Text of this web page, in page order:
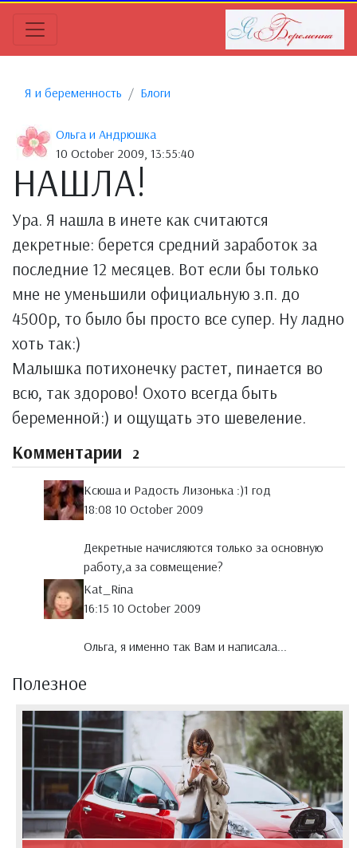
Я и беременность Блоги
Ольга и Андрюшка
10 October 2009, 13:55:40
НАШЛА!
Ура. Я нашла в инете как считаются
декретные: берется средний заработок за
последние 12 месяцев. Вот если бы только
мне не уменьшили официальную з.п. до
4500р, то было бы просто все супер. Ну ладно
хоть так:)
Малышка потихонечку растет, пинается во
всю, так здорово! Охото всегда быть
беременной:) и ощущать это шевеление.
Комментарии 2
Ксюша и Радость Лизонька :)1 год
18:08 10 October 2009
Декретные начисляются только за основную
работу,а за совмещение?
Kat_Rina
16:15 10 October 2009
Ольга, я именно так Вам и написала...
Полезное